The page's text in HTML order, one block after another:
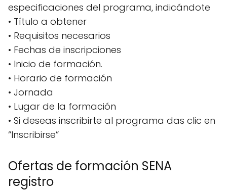
especificaciones del programa, indicándote
• Título a obtener
• Requisitos necesarios
• Fechas de inscripciones
• Inicio de formación.
• Horario de formación
• Jornada
• Lugar de la formación
• Si deseas inscribirte al programa das clic en
“Inscribirse”
Ofertas de formación SENA
registro